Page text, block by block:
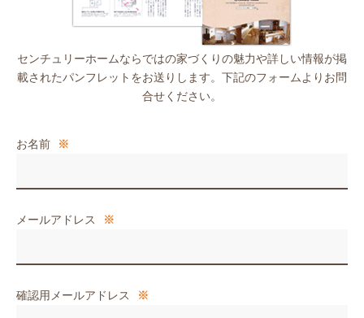
センチュリーホームならではの家づくりの魅力や詳しい情報が掲
載されたパンフレットをお送りします。下記のフォームよりお問
合せください。
お名前 ※
メールアドレス ※
確認用メールアドレス ※